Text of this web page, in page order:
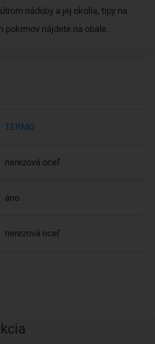
nádoby a jej okolia, tipy na
pokrmov nájdete na obale.
TERMO
nerezová oceľ
áno
nerezová oceľ